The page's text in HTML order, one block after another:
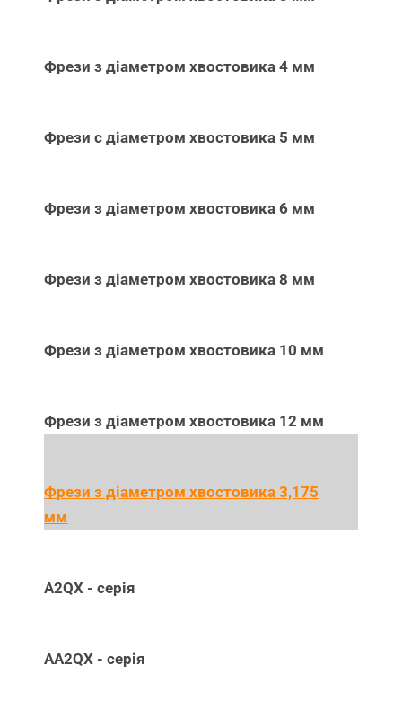
Фрези з діаметром хвостовика 4 мм
Фрези с діаметром хвостовика 5 мм
Фрези з діаметром хвостовика 6 мм
Фрези з діаметром хвостовика 8 мм
Фрези з діаметром хвостовика 10 мм
Фрези з діаметром хвостовика 12 мм
Фрези з діаметром хвостовика 3,175
мм
A2QX - серія
AA2QX - серія